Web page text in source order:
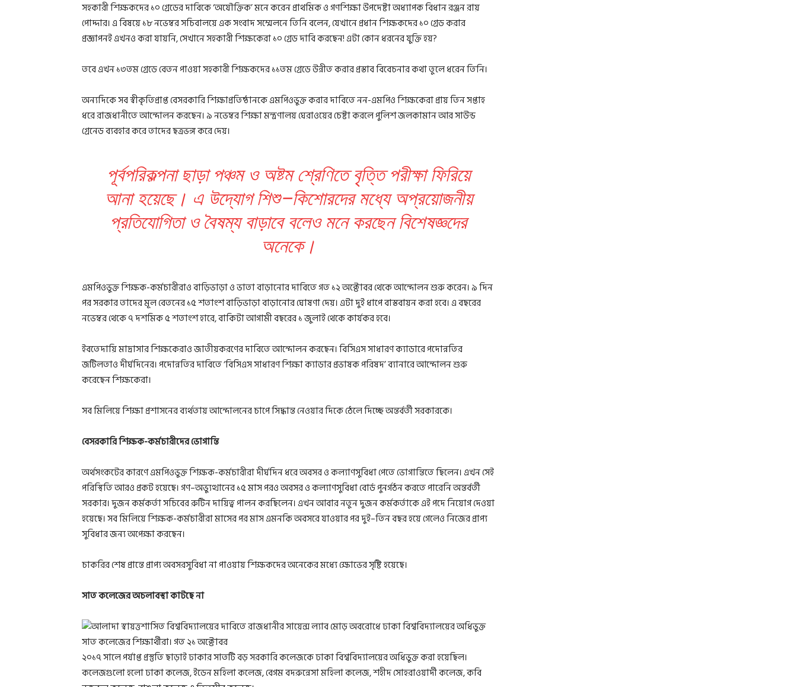
সহকারী শিক্ষকদের ১০ গ্রেডের দাবিকে ‘অযৌক্তিক’ মনে করেন প্রাথমিক ও গণশিক্ষা উপদেষ্টা অধ্যাপক বিধান রঞ্জন রায়
পোদ্দার। এ বিষয়ে ১৮ নভেম্বর সচিবালয়ে এক সংবাদ সম্মেলনে তিনি বলেন, যেখানে প্রধান শিক্ষকদের ১০ গ্রেড করার
প্রজ্ঞাপনই এখনও করা যায়নি, সেখানে সহকারী শিক্ষকেরা ১০ গ্রেড দাবি করছেন! এটা কোন ধরনের যুক্তি হয়?
তবে এখন ১৩তম গ্রেডে বেতন পাওয়া সহকারী শিক্ষকদের ১১তম গ্রেডে উন্নীত করার প্রস্তাব বিবেচনার কথা তুলে ধরেন তিনি।
অন্যদিকে সব স্বীকৃতিপ্রাপ্ত বেসরকারি শিক্ষাপ্রতিষ্ঠানকে এমপিওভুক্ত করার দাবিতে নন-এমপিও শিক্ষকেরা প্রায় তিন সপ্তাহ
ধরে রাজধানীতে আন্দোলন করছেন। ৯ নভেম্বর শিক্ষা মন্ত্রণালয় ঘেরাওয়ের চেষ্টা করলে পুলিশ জলকামান আর সাউন্ড
গ্রেনেড ব্যবহার করে তাদের ছত্রভঙ্গ করে দেয়।
পূর্বপরিকল্পনা ছাড়া পঞ্চম ও অষ্টম শ্রেণিতে বৃত্তি পরীক্ষা ফিরিয়ে
আনা হয়েছে। এ উদ্যোগ শিশু–কিশোরদের মধ্যে অপ্রয়োজনীয়
প্রতিযোগিতা ও বৈষম্য বাড়াবে বলেও মনে করছেন বিশেষজ্ঞদের
অনেকে।
এমপিওভুক্ত শিক্ষক-কর্মচারীরাও বাড়িভাড়া ও ভাতা বাড়ানোর দাবিতে গত ১২ অক্টোবর থেকে আন্দোলন শুরু করেন। ৯ দিন
পর সরকার তাদের মূল বেতনের ১৫ শতাংশ বাড়িভাড়া বাড়ানোর ঘোষণা দেয়। এটা দুই ধাপে বাস্তবায়ন করা হবে। এ বছরের
নভেম্বর থেকে ৭ দশমিক ৫ শতাংশ হারে, বাকিটা আগামী বছরের ১ জুলাই থেকে কার্যকর হবে।
ইবতেদায়ি মাদ্রাসার শিক্ষকেরাও জাতীয়করণের দাবিতে আন্দোলন করছেন। বিসিএস সাধারণ ক্যাডারে পদোন্নতির
জটিলতাও দীর্ঘদিনের। পদোন্নতির দাবিতে ‘বিসিএস সাধারণ শিক্ষা ক্যাডার প্রভাষক পরিষদ’ ব্যানারে আন্দোলন শুরু
করেছেন শিক্ষকেরা।
সব মিলিয়ে শিক্ষা প্রশাসনের ব্যর্থতায় আন্দোলনের চাপে সিদ্ধান্ত নেওয়ার দিকে ঠেলে দিচ্ছে অন্তর্বর্তী সরকারকে।
বেসরকারি শিক্ষক-কর্মচারীদের ভোগান্তি
অর্থসংকটের কারণে এমপিওভুক্ত শিক্ষক-কর্মচারীরা দীর্ঘদিন ধরে অবসর ও কল্যাণসুবিধা পেতে ভোগান্তিতে ছিলেন। এখন সেই
পরিস্থিতি আরও প্রকট হয়েছে। গণ–অভ্যুত্থানের ১৫ মাস পরও অবসর ও কল্যাণসুবিধা বোর্ড পুনর্গঠন করতে পারেনি অন্তর্বর্তী
সরকার। দুজন কর্মকর্তা সচিবের রুটিন দায়িত্ব পালন করছিলেন। এখন আবার নতুন দুজন কর্মকর্তাকে এই পদে নিয়োগ দেওয়া
হয়েছে। সব মিলিয়ে শিক্ষক-কর্মচারীরা মাসের পর মাস এমনকি অবসরে যাওয়ার পর দুই–তিন বছর হয়ে গেলেও নিজের প্রাপ্য
সুবিধার জন্য অপেক্ষা করছেন।
চাকরির শেষ প্রান্তে প্রাপ্য অবসরসুবিধা না পাওয়ায় শিক্ষকদের অনেকের মধ্যে ক্ষোভের সৃষ্টি হয়েছে।
সাত কলেজের অচলাবস্থা কাটছে না
২০১৭ সালে পর্যাপ্ত প্রস্তুতি ছাড়াই ঢাকার সাতটি বড় সরকারি কলেজকে ঢাকা বিশ্ববিদ্যালয়ের অধিভুক্ত করা হয়েছিল।
কলেজগুলো হলো ঢাকা কলেজ, ইডেন মহিলা কলেজ, বেগম বদরুন্নেসা মহিলা কলেজ, শহীদ সোহরাওয়ার্দী কলেজ, কবি